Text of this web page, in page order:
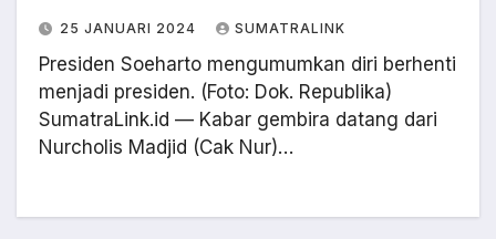
25 JANUARI 2024 SUMATRALINK
Presiden Soeharto mengumumkan diri berhenti
menjadi presiden. (Foto: Dok. Republika)
SumatraLink.id — Kabar gembira datang dari
Nurcholis Madjid (Cak Nur)…